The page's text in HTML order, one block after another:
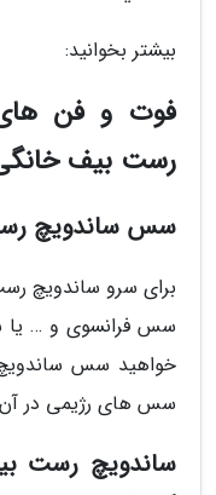
بیشتر بخوانید:
فوت و فن
رست بیف
سس ساندویچ
برای سرو ساندویچ
سس فرانسوی و … یا
خواهید سس ساندویچ
سس های رژیمی در آن
ساندویچ رست